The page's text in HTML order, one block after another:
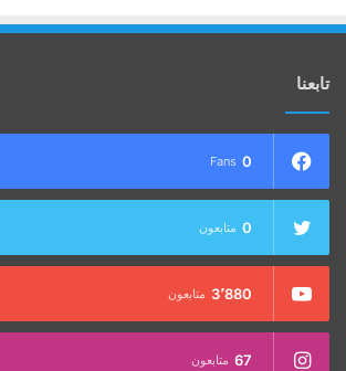
تابعنا
0
Fans
0 متابعون
3٬880 متابعون
67 متابعون